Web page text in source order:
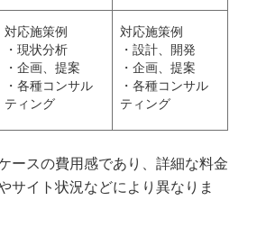
対応施策例
・現状分析
・企画、提案
・各種コンサル
ティング
対応施策例
・設計、開発
・企画、提案
・各種コンサル
ティング
ースの費用感であり、詳細な料金
サイト状況などにより異なりま